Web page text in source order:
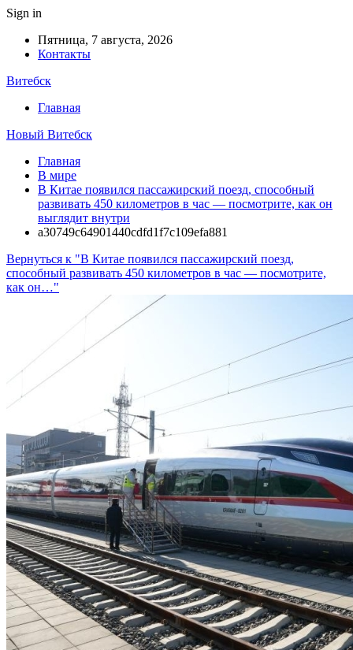
Sign in
Пятница, 7 августа, 2026
Контакты
Витебск
Главная
Новый Витебск
Главная
В мире
В Китае появился пассажирский поезд, способный
развивать 450 километров в час — посмотрите, как он
выглядит внутри
a30749c64901440cdfd1f7c109efa881
Вернуться к "В Китае появился пассажирский поезд,
способный развивать 450 километров в час — посмотрите,
как он…"